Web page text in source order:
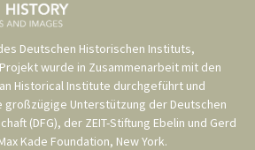
Deutschen Historischen Instituts,
Projekt wurde in Zusammenarbeit mit den
Historical Institute durchgeführt und
großzügige Unterstützung der Deutschen
(DFG), der ZEIT-Stiftung Ebelin und Gerd
Kade Foundation, New York.